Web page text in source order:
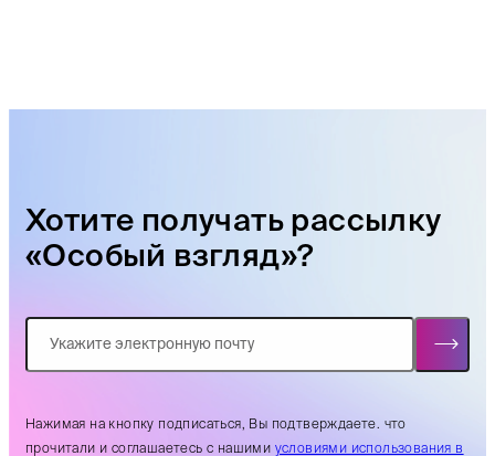
Хотите получать рассылку
«Особый взгляд»?
Нажимая на кнопку подписаться, Вы подтверждаете. что
прочитали и соглашаетесь с нашими условиями использования в